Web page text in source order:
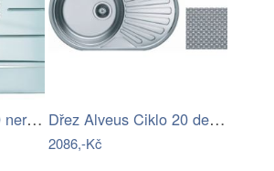
Dřez Alveus Line 60 nerez 1082438 Dřez Alveus Ciklo 20 dekor 1123987
2086,-Kč